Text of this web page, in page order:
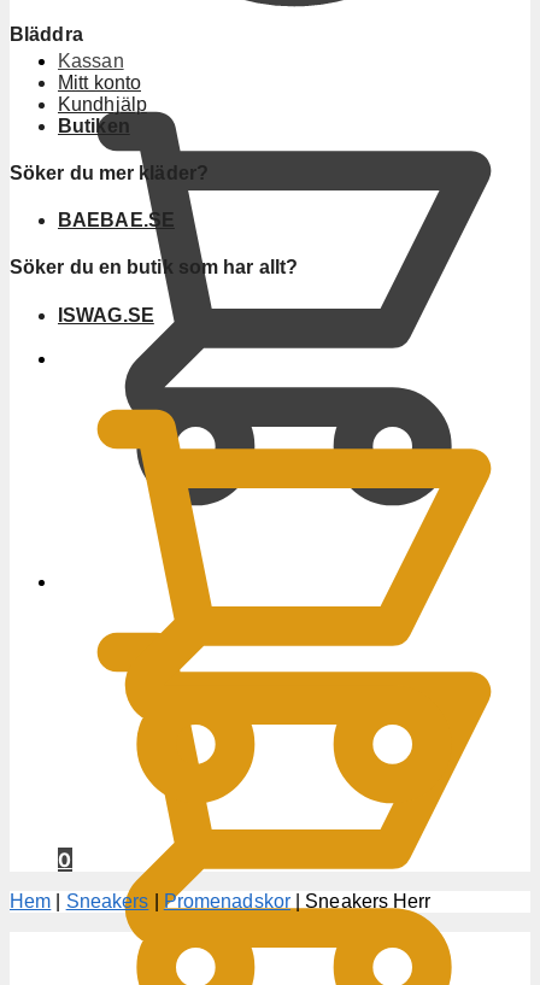
Kassan
Bläddra
Mitt konto
Kundhjälp
Butiken
Söker du mer kläder?
BAEBAE.SE
Söker du en butik som har allt?
ISWAG.SE
0
Hem Sneakers Promenadskor| Sneakers Herr